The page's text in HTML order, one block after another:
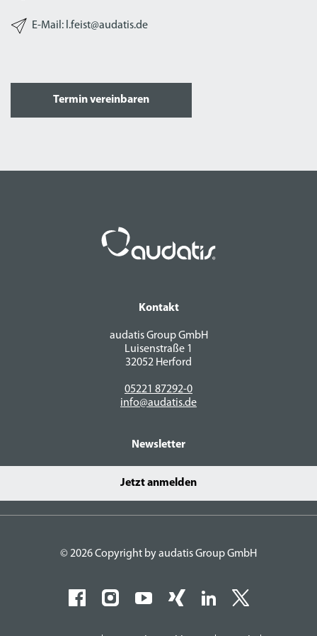
E-Mail: l.feist@audatis.de
Termin vereinbaren
Kontakt
audatis Group GmbH
Luisenstraße 1
32052 Herford
05221 87292-0
info@audatis.de
Newsletter
Jetzt anmelden
© 2026 Copyright by audatis Group GmbH